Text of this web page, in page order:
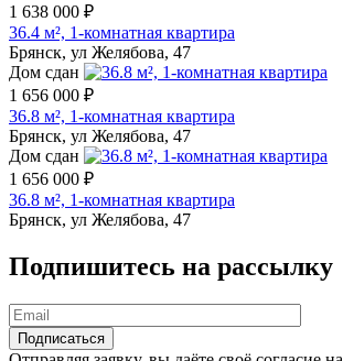
1 638 000 ₽
36.4 м², 1-комнатная квартира
Брянск, ул Желябова, 47
Дом сдан
1 656 000 ₽
36.8 м², 1-комнатная квартира
Брянск, ул Желябова, 47
Дом сдан
1 656 000 ₽
36.8 м², 1-комнатная квартира
Брянск, ул Желябова, 47
Подпишитесь на рассылку